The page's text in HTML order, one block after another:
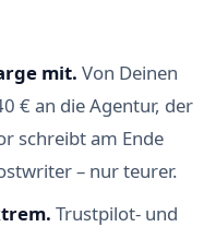
mit. Von Deinen
€ an die Agentur, der
schreibt am Ende
– nur teurer.
Trustpilot- und